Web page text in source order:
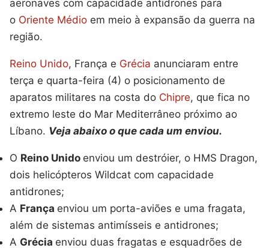
aeronaves com capacidade antidrones para
o Oriente Médio em meio à expansão da guerra na
região.
Reino Unido, França e Grécia anunciaram entre
terça e quarta-feira (4) o posicionamento de
aparatos militares na costa do Chipre, que fica no
extremo leste do Mar Mediterrâneo próximo ao
Líbano. Veja abaixo o que cada um enviou.
O Reino Unido enviou um destróier, o HMS Dragon,
dois helicópteros Wildcat com capacidade
antidrones;
A França enviou um porta-aviões e uma fragata,
além de sistemas antimísseis e antidrones;
A Grécia enviou duas fragatas e esquadrões de